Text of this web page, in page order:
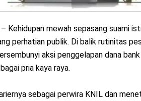
– Kehidupan mewah sepasang suami
perhatian publik. Di balik rutinitas
aksi penggelapan dana bank
pria kaya raya.
sebagai perwira KNIL dan